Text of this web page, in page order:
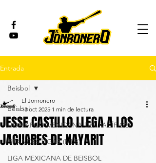
Entrada
Beisbol
LIGA ARCO MEXICANA DEL PACÍFICO
GRANDES LIGAS (MLB)
LIGA MEXICANA DE BEISBOL
Beisbol
JESSE CASTILLO LLEGA A LOS
JAGUARES DE NAYARIT
El Jonronero
13 oct 2025 1 min de lectura